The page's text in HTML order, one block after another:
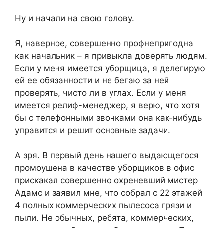
Ну и начали на свою голову.
Я, наверное, совершенно профнепригодна
как начальник – я привыкла доверять людям.
Если у меня имеется уборщица, я делегирую
ей ее обязанности и не бегаю за ней
проверять, чисто ли в углах. Если у меня
имеется релиф-менеджер, я верю, что хотя
бы с телефонными звонками она как-нибудь
управится и решит основные задачи.
А зря. В первый день нашего выдающегося
промоушена в качестве уборщиков в офис
прискакал совершенно охреневший мистер
Адамс и заявил мне, что собрал с 22 этажей
4 полных коммерческих пылесоса грязи и
пыли. Не обычных, ребята, коммерческих,